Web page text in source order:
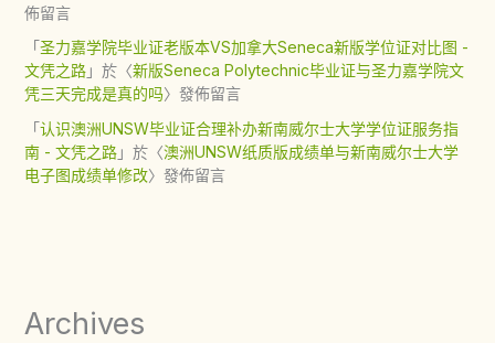
佈留言
「圣力嘉学院毕业证老版本VS加拿大Seneca新版学位证对比图 -
文凭之路」於〈新版Seneca Polytechnic毕业证与圣力嘉学院文
凭三天完成是真的吗〉發佈留言
「认识澳洲UNSW毕业证合理补办新南威尔士大学学位证服务指
南 - 文凭之路」於〈澳洲UNSW纸质版成绩单与新南威尔士大学
电子图成绩单修改〉發佈留言
Archives